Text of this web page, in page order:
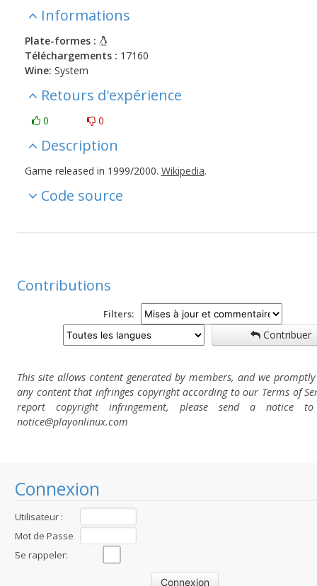
Connexion
Utilisateur :
Mot de Passe
:Se rappeler:
Informations
Plate-formes :
Téléchargements : 17160
Wine: System
Retours d'expérience
0 0
Description
Game released in 1999/2000. Wikipedia.
Code source
Contributions
Filters:
Contribuer
This site allows content generated by members, and we
any content that infringes copyright according to our Terms of
report copyright infringement, please send a notice
notice@playonlinux.com